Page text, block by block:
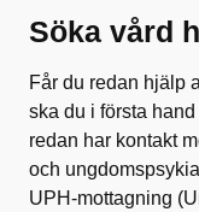
Söka vård
Får du redan hjälp
ska du i första
redan har kontakt
och
UPH-mottagning